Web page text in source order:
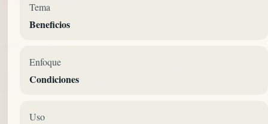
Tema
Beneficios
Enfoque
Condiciones
Uso